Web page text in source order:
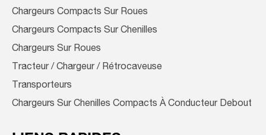
Chargeurs Compacts Sur Roues
Chargeurs Compacts Sur Chenilles
Chargeurs Sur Roues
Tracteur / Chargeur / Rétrocaveuse
Transporteurs
Chargeurs Sur Chenilles Compacts À Conducteur Debout